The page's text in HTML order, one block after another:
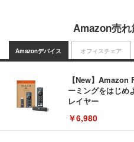
Amazon売
Amazonデバイス
【New】
ーミングをはじめ
レイヤー
￥6,980
オフィスチェア